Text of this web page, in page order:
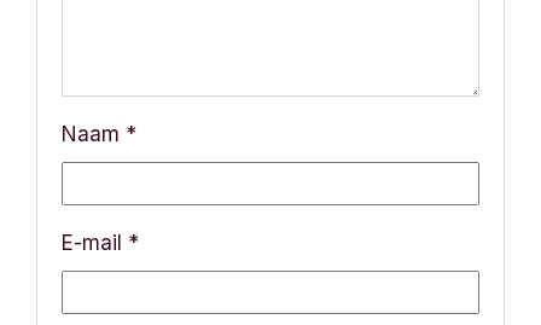
Naam *
E-mail *